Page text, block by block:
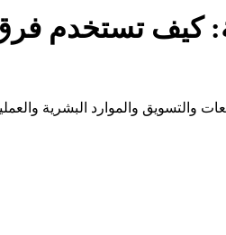
كيف تستخدم
والموارد البشرية